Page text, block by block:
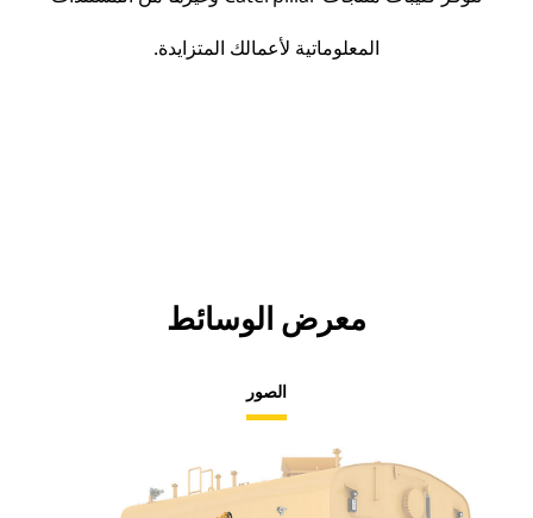
المعلوماتية لأعمالك المتزايدة.
معرض الوسائط
الصور